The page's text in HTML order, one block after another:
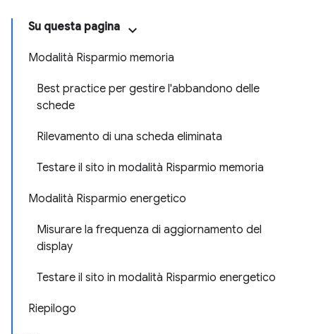
Su questa pagina
Modalità Risparmio memoria
Best practice per gestire l'abbandono delle
schede
Rilevamento di una scheda eliminata
Testare il sito in modalità Risparmio memoria
Modalità Risparmio energetico
Misurare la frequenza di aggiornamento del
display
Testare il sito in modalità Risparmio energetico
Riepilogo